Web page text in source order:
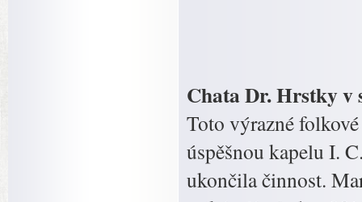
Chata Dr. Hrstky v
Toto výrazné
úspěšnou kapelu I.
ukončila činnost.